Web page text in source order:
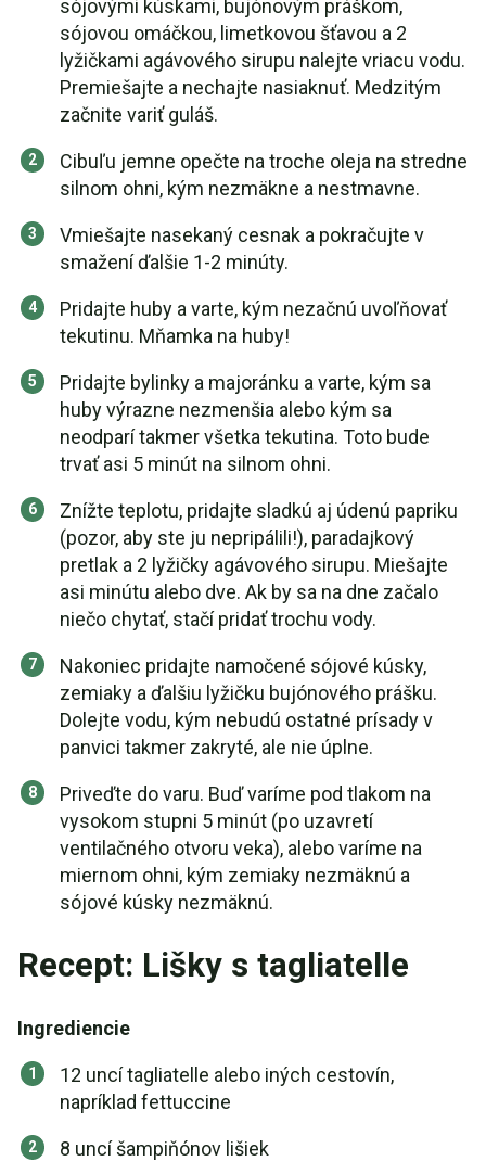
sójovými kúskami, bujónovým práškom,
sójovou omáčkou, limetkovou šťavou a 2
lyžičkami agávového sirupu nalejte vriacu vodu.
Premiešajte a nechajte nasiaknuť. Medzitým
začnite variť guláš.
Cibuľu jemne opečte na troche oleja na stredne
silnom ohni, kým nezmäkne a nestmavne.
Vmiešajte nasekaný cesnak a pokračujte v
smažení ďalšie 1-2 minúty.
Pridajte huby a varte, kým nezačnú uvoľňovať
tekutinu. Mňamka na huby!
Pridajte bylinky a majoránku a varte, kým sa
huby výrazne nezmenšia alebo kým sa
neodparí takmer všetka tekutina. Toto bude
trvať asi 5 minút na silnom ohni.
Znížte teplotu, pridajte sladkú aj údenú papriku
(pozor, aby ste ju nepripálili!), paradajkový
pretlak a 2 lyžičky agávového sirupu. Miešajte
asi minútu alebo dve. Ak by sa na dne začalo
niečo chytať, stačí pridať trochu vody.
Nakoniec pridajte namočené sójové kúsky,
zemiaky a ďalšiu lyžičku bujónového prášku.
Dolejte vodu, kým nebudú ostatné prísady v
panvici takmer zakryté, ale nie úplne.
Priveďte do varu. Buď varíme pod tlakom na
vysokom stupni 5 minút (po uzavretí
ventilačného otvoru veka), alebo varíme na
miernom ohni, kým zemiaky nezmäknú a
sójové kúsky nezmäknú.
Recept: Lišky s tagliatelle
Ingrediencie
12 uncí tagliatelle alebo iných cestovín,
napríklad fettuccine
8 uncí šampiňónov lišiek